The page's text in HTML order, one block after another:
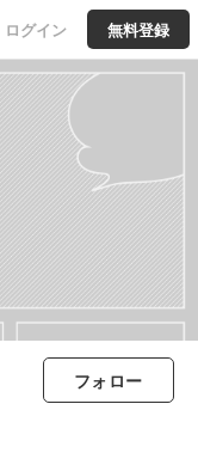
ログイン 無料登録
フォロー